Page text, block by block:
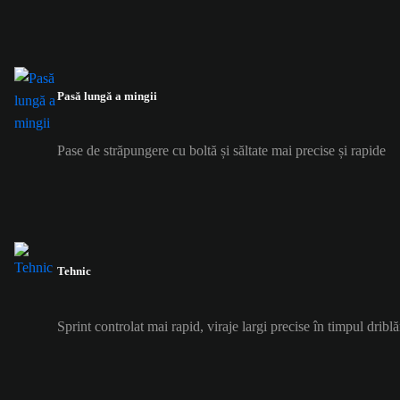
Pasă lungă a mingii
Pase de străpungere cu boltă și săltate mai precise și rapide
Tehnic
Sprint controlat mai rapid, viraje largi precise în timpul